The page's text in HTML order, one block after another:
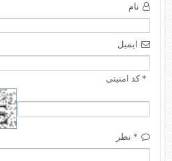
نام
ایمیل
* کد امنیتی
* نظر